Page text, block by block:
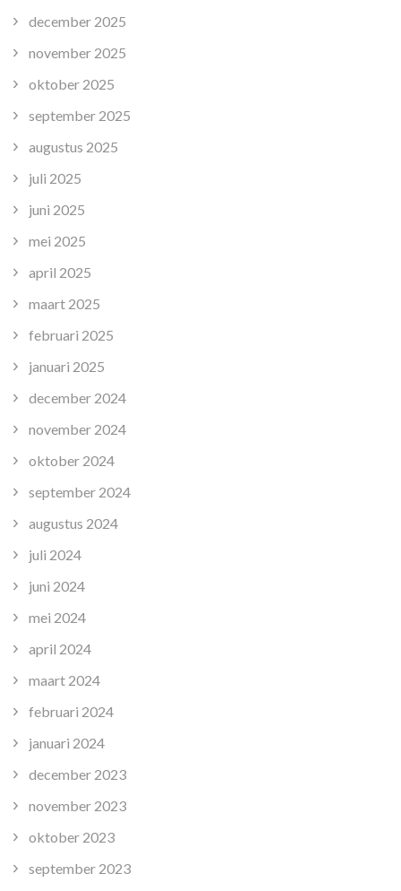
december 2025
november 2025
oktober 2025
september 2025
augustus 2025
juli 2025
juni 2025
mei 2025
april 2025
maart 2025
februari 2025
januari 2025
december 2024
november 2024
oktober 2024
september 2024
augustus 2024
juli 2024
juni 2024
mei 2024
april 2024
maart 2024
februari 2024
januari 2024
december 2023
november 2023
oktober 2023
september 2023